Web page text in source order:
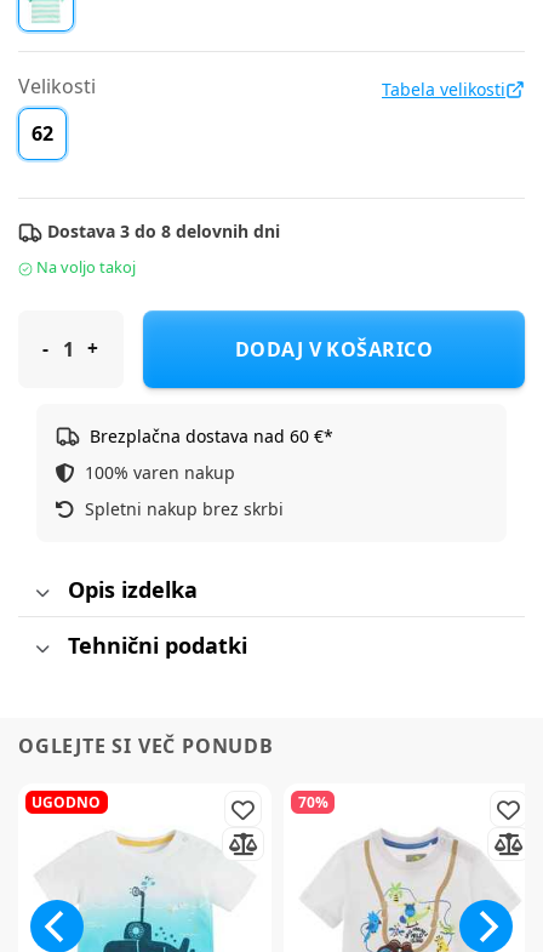
Velikosti Tabela velikosti
62
Dostava 3 do 8 delovnih dni
Na voljo takoj
Cool Club MAJICA KR CCB2008573 6561270 62
DODAJ V KOŠARICO
Brezplačna dostava nad 60 €*
100% varen nakup
Spletni nakup brez skrbi
Opis izdelka
Tehnični podatki
OGLEJTE SI VEČ PONUDB
UGODNO 70%